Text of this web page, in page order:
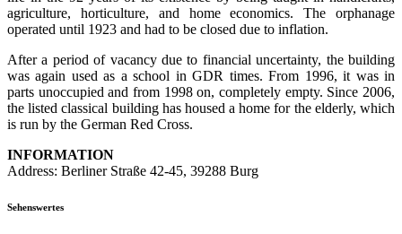
agriculture, horticulture, and home economics. The orphanage
operated until 1923 and had to be closed due to inflation.
After a period of vacancy due to financial uncertainty, the building
was again used as a school in GDR times. From 1996, it was in
parts unoccupied and from 1998 on, completely empty. Since 2006,
the listed classical building has housed a home for the elderly, which
is run by the German Red Cross.
INFORMATION
Address: Berliner Straße 42-45, 39288 Burg
Sehenswertes